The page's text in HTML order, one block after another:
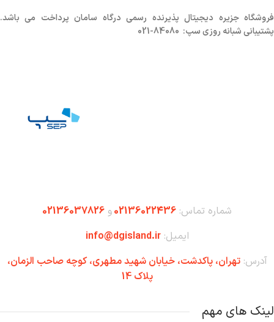
فروشگاهجزیره دیجیتال پذیرنده رسمی درگاه سامان پرداخت می باشد.
پشتیبانی شبانه روزی سپ: 84080-021
شماره تماس: 02136022436و 02136037826
ایمیل:info@dgisland.ir
آدرس:تهران،‌ پاکدشت، خیابان شهید مطهری، کوچه صاحب الزمان،
پلاک 14
لینک های مهم